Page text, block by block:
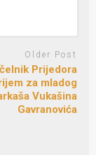
Older Post
Prijedora
za mladog
Vukašina
Gavranovića